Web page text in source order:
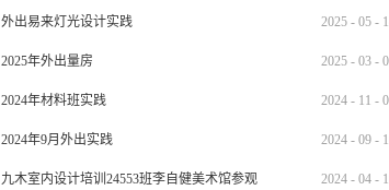
外出易来灯光设计实践 2025 - 05 -
2025年外出量房 2025 - 03 -
2024年材料班实践 2024 - 11 -
2024年9月外出实践 2024 - 09 -
九木室内设计培训24553班李自健美术馆参观 2024 - 04 -